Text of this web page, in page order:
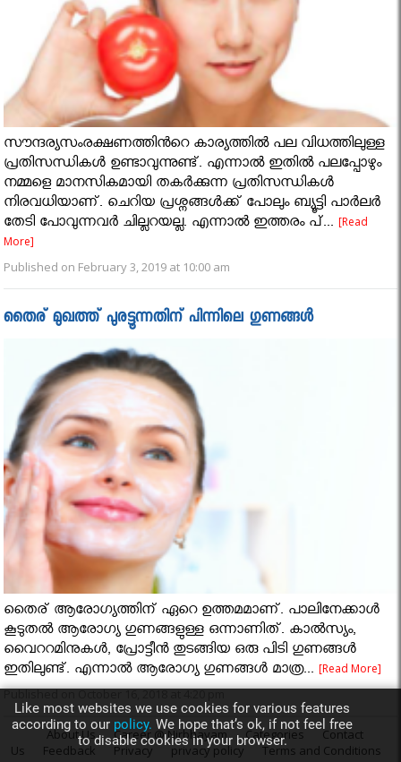
സൗന്ദര്യസംരക്ഷണത്തിന്‍റെ കാര്യത്തിൽ പല വിധത്തിലുള്ള
പ്രതിസന്ധികൾ ഉണ്ടാവുന്നുണ്ട്. എന്നാൽ ഇതിൽ പലപ്പോഴും
നമ്മളെ മാനസികമായി തകർക്കുന്ന പ്രതിസന്ധികൾ
നിരവധിയാണ്. ചെറിയ പ്രശ്നങ്ങൾക്ക് പോലും ബ്യൂട്ടി പാർലർ
തേടി പോവുന്നവർ ചില്ലറയല്ല. എന്നാൽ ഇത്തരം പ്...[Read
More]
Published on February 3, 2019 at 10:00 am
തൈര് മുഖത്ത് പുരട്ടൂന്നതിന് പിന്നിലെ ഗുണങ്ങൾ
തൈര് ആരോഗ്യത്തിന് ഏറെ ഉത്തമമാണ്. പാലിനേക്കാള്‍
കൂടുതല്‍ ആരോഗ്യ ഗുണങ്ങളുള്ള ഒന്നാണിത്. കാല്‍സ്യം,
വൈററമിനുകള്‍, പ്രോട്ടീന്‍ തുടങ്ങിയ ഒരു പിടി ഗുണങ്ങള്‍
ഇതിലുണ്ട്. എന്നാല്‍ ആരോഗ്യ ഗുണങ്ങള്‍ മാത്ര...[Read More]
About Us Career @ Nirbhayam Categories
Contact
Us
Feedback Privacy privacy policy Terms and Conditions
Like most websites we use cookies for various features
according to our policy. We hope that’s ok, if not feel free
to disable cookies in your browser.